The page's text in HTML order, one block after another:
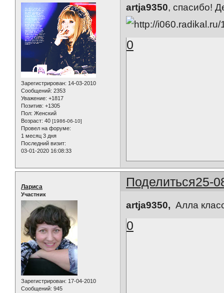
Зарегистрирован: 14-03-2010
Сообщений: 2353
Уважение: +1817
Позитив: +1305
Пол: Женский
Возраст: 40 [1986-06-10]
Провел на форуме:
1 месяц 3 дня
Последний визит:
03-01-2020 16:08:33
artja9350, спасибо!
0
Поделиться25-
Лариса
Участник
Зарегистрирован: 17-04-2010
Сообщений: 945
artja9350, Алла
0